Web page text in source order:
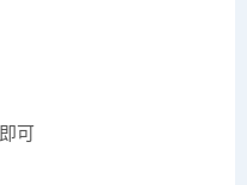
可